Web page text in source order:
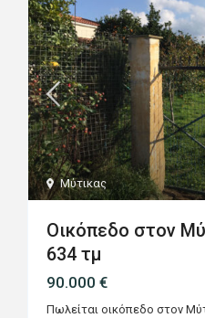
Μύτικας
Οικόπεδο στον
634 τμ
90.000 €
Πωλείται οικόπεδο στον